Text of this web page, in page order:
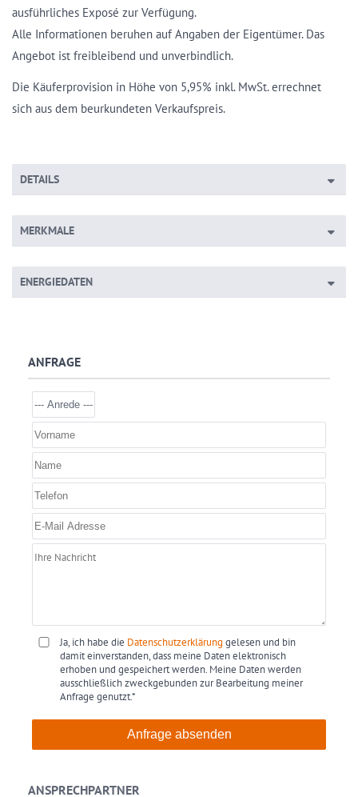
ausführliches Exposé zur Verfügung.
Alle Informationen beruhen auf Angaben der Eigentümer. Das
Angebot ist freibleibend und unverbindlich.
Die Käuferprovision in Höhe von 5,95% inkl. MwSt. errechnet
sich aus dem beurkundeten Verkaufspreis.
DETAILS
MERKMALE
ENERGIEDATEN
ANFRAGE
Ja, ich habe die Datenschutzerklärung gelesen und bin
damit einverstanden, dass meine Daten elektronisch
erhoben und gespeichert werden. Meine Daten werden
ausschließlich zweckgebunden zur Bearbeitung meiner
Anfrage genutzt.*
Anfrage absenden
ANSPRECHPARTNER